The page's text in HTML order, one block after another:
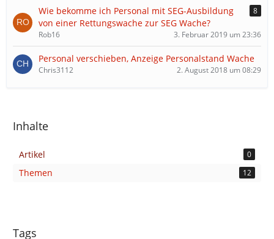
Wie bekomme ich Personal mit SEG-Ausbildung
von einer Rettungswache zur SEG Wache?
8
Rob16 3. Februar 2019 um 23:36
Personal verschieben, Anzeige Personalstand Wache
Chris3112 2. August 2018 um 08:29
Inhalte
Artikel 0
Themen 12
Tags